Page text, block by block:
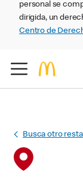
personal se
dirigida, un
Centro de
Busca otro